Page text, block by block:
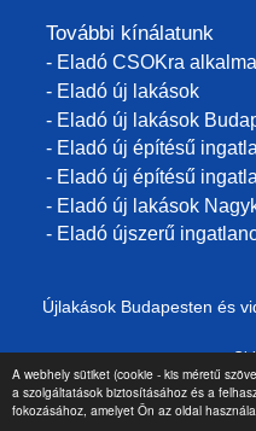
A webhely sütiket (cookie - kis méretű
a szolgáltatások biztosításához és a
fokozásához, amelyet Ön az oldal
További kínálatunk
- Eladó CSOKra
- Eladó új lakások
- Eladó új lakások
- Eladó új építésű
- Eladó új építésű
- Eladó új lakások
- Eladó újszerű
Újlakások Budapesten és